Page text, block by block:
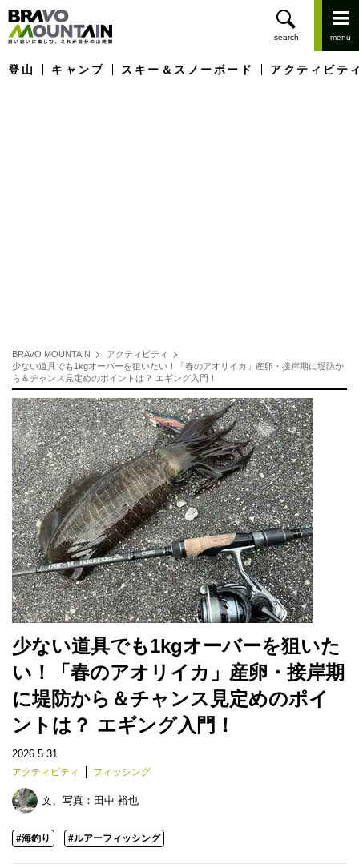
登山 キャンプ スキー＆スノーボード アクティビテ
BRAVO MOUNTAIN
アクティビティ
少ない道具でも1kgオーバーを狙いたい！「春のアオリイカ」産卵・接岸期に堤防か
ら＆チャンス見定めのポイントは？ エギング入門！
少ない道具でも1kgオーバーを狙いた
い！「春のアオリイカ」産卵・接岸期
に堤防から＆チャンス見定めのポイ
ントは？ エギング入門！
2026.5.31
アクティビティ フィッシング
文、写真： 田中 裕也
#海釣り #ルアーフィッシング